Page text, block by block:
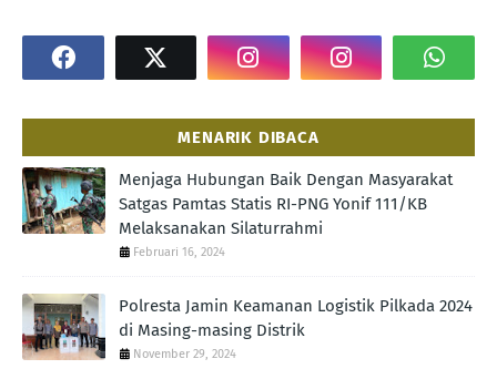
MENARIK DIBACA
Menjaga Hubungan Baik Dengan Masyarakat
Satgas Pamtas Statis RI-PNG Yonif 111/KB
Melaksanakan Silaturrahmi
Februari 16, 2024
Polresta Jamin Keamanan Logistik Pilkada 2024
di Masing-masing Distrik
November 29, 2024